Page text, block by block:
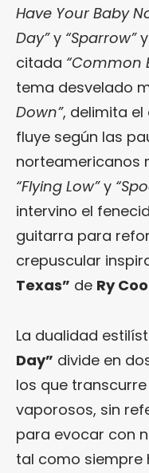
Have Your Baby
Day”y “Sparrow”y
citada “Common
tema desvelado
Down”, delimita el
fluye según las
norteamericanos
“Flying Low”y
intervino el
guitarra para
crepuscular
Texas” de Ry
La dualidad
Day” divide en
los que
vaporosos, sin
para evocar con
tal como siempre